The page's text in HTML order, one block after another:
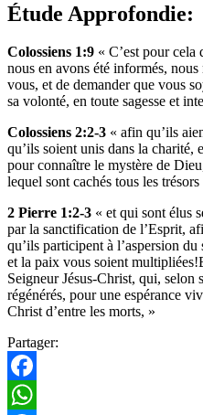
Étude Approfondie:
Colossiens 1:9 « C’est pour cela
nous en avons été informés,
vous, et de demander que vous
sa volonté, en toute sagesse et
Colossiens 2:2-3 « afin qu’ils
qu’ils soient unis dans la charité,
pour connaître le mystère de
lequel sont cachés tous les
2 Pierre 1:2-3 « et qui sont élus
par la sanctification de l’Esprit,
qu’ils participent à l’aspersion
et la paix vous soient
Seigneur Jésus-Christ, qui, selon
régénérés, pour une espérance
Christ d’entre les morts, »
Partager:
Facebook